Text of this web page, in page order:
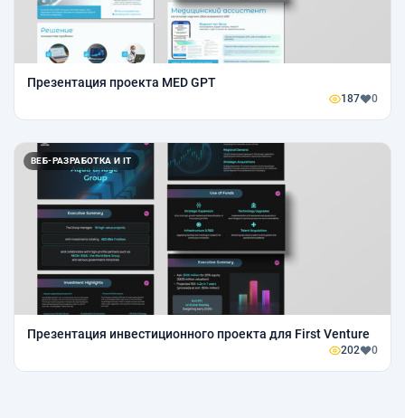
Презентация проекта MED GPT
187 0
ВЕБ-РАЗРАБОТКА И IT
Презентация инвестиционного проекта для First Venture
202 0